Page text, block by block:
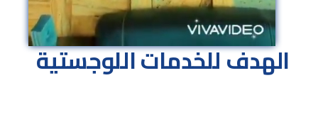
الهدف للخدمات اللوجستية